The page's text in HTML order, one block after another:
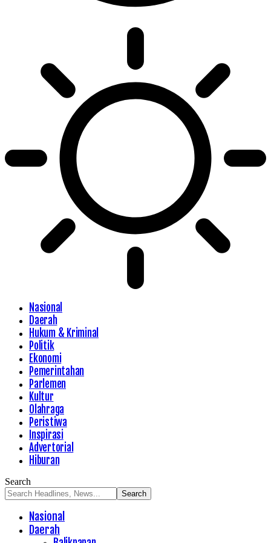
Nasional
Daerah
Hukum & Kriminal
Politik
Ekonomi
Pemerintahan
Parlemen
Kultur
Olahraga
Peristiwa
Inspirasi
Advertorial
Hiburan
Search
Nasional
Daerah